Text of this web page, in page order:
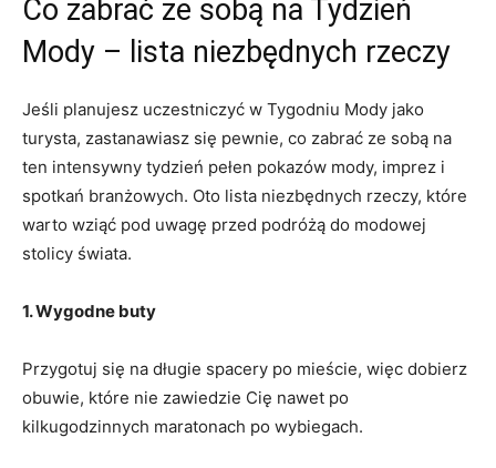
Co zabrać ze sobą na Tydzień
Mody⁤ – lista ​niezbędnych rzeczy
Jeśli planujesz uczestniczyć w Tygodniu Mody jako
turysta, zastanawiasz się pewnie, co zabrać ze sobą‌ na
ten intensywny ​tydzień pełen pokazów mody, ⁢imprez i
‌spotkań branżowych. Oto lista niezbędnych rzeczy, które
warto wziąć⁢ pod uwagę przed podróżą do modowej
stolicy świata.
1. Wygodne buty
Przygotuj się na długie spacery po⁣ mieście, więc ‍dobierz
obuwie, które nie zawiedzie ⁣Cię nawet po
kilkugodzinnych maratonach po wybiegach.